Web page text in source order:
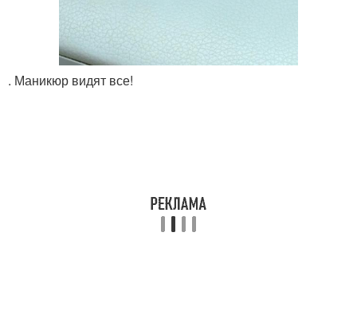
. Маникюр видят все!